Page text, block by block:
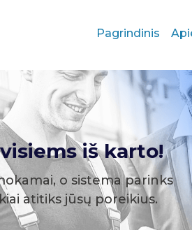
Pagrindinis
iš karto!
o sistema parinks
atitiks jūsų poreikius.